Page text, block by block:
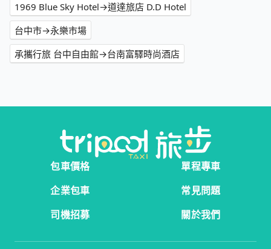
1969 Blue Sky Hotel→道達旅店 D.D Hotel
台中市→永樂市場
承攜行旅 台中自由館→台南富驛時尚酒店
包車價格
單程專車
企業包車
常見問題
司機招募
關於我們